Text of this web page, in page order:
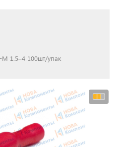
новый
Нижний Новгород
1.5–4 100шт/упак